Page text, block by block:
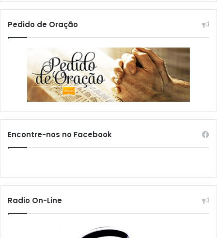
Pedido de Oração
Encontre-nos no Facebook
Radio On-Line